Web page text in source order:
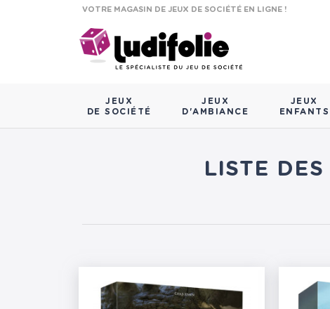
VOTRE MAGASIN DE JEUX DE SOCIÉTÉ EN LIGNE !
JEUX
DE SOCIÉTÉ
JEUX
D'AMBIANCE
JEUX
ENFANTS
LISTE